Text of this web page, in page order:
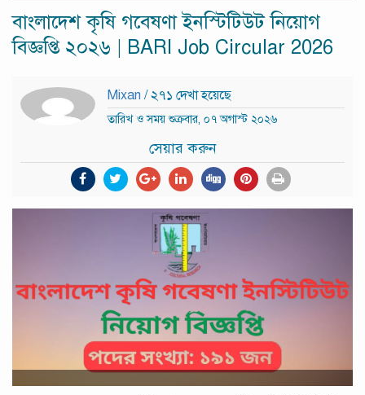
বাংলাদেশ কৃষি গবেষণা ইনস্টিটিউট নিয়োগ
বিজ্ঞপ্তি ২০২৬ | BARI Job Circular 2026
Mixan / ২৭১ দেখা হয়েছে
তারিখ ও সময় শুক্রবার, ০৭ অগাস্ট ২০২৬
সেয়ার করুন